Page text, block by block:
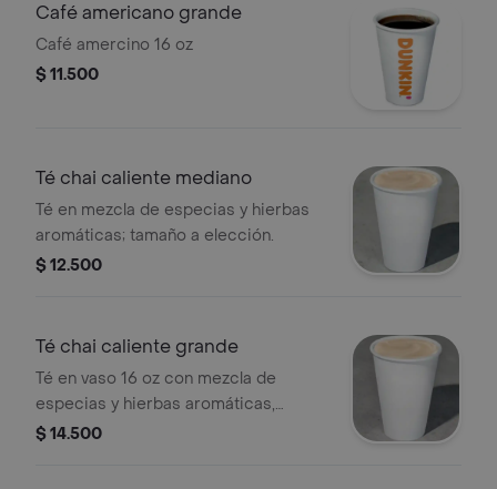
Café americano grande
Café amercino 16 oz
$ 11.500
Té chai caliente mediano
Té en mezcla de especias y hierbas
aromáticas; tamaño a elección.
$ 12.500
Té chai caliente grande
Té en vaso 16 oz con mezcla de
especias y hierbas aromáticas,
tamaño a elección.
$ 14.500